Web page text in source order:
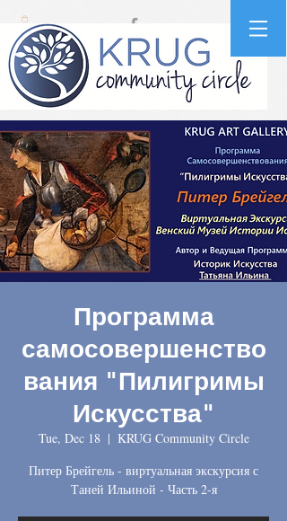
Программа
самосовершенство
вания "Пилигримы
Искусства"
Tue, Dec 18
  |
KRUG Community Circle
Питер Брейгель - виртуальная экскурсия с
Таней Ильиной - Часть 2-я